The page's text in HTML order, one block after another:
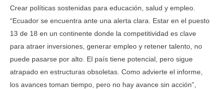
Crear políticas sostenidas para educación, salud y empleo.
“Ecuador se encuentra ante una alerta clara. Estar en el puesto
13 de 18 en un continente donde la competitividad es clave
para atraer inversiones, generar empleo y retener talento, no
puede pasarse por alto. El país tiene potencial, pero sigue
atrapado en estructuras obsoletas. Como advierte el informe,
los avances toman tiempo, pero no hay avance sin acción”,